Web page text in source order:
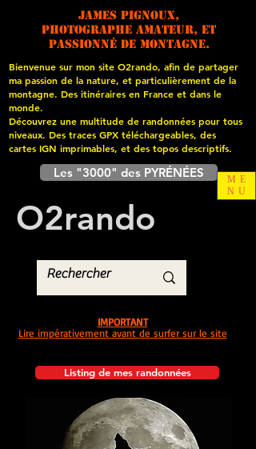
James PIGNOUX,
photographe amateur, et
passionné de montagne.
Bienvenue sur mon site O2rando, afin de partager
ma passion de la nature, et particulièrement de la
montagne. Des itinéraires en France et dans le
monde.
Découvrez une multitude de randonnées pour tous
niveaux. Des traces GPX téléchargeables, des
cartes IGN imprimables, et des topos descriptifs.
Les "3000" des PYRÉNÉES
O2rando
Listing de mes randonnées
IMPORTANT
Lire impérativement avant de surfer sur le site
ME
NU